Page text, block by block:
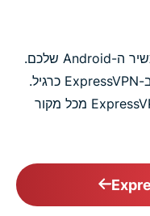
על מכשיר ה-Android שלכם.
לאחר מכן, תוכלו להתקין ולהשתמש ב-ExpressVPN כרגיל.
לא מומלץ להוריד את ה-APK של ExpressVPN מכל מקור